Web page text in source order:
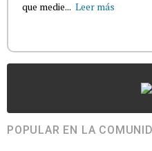
que medie... Leer más
POPULAR EN LA